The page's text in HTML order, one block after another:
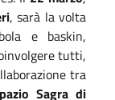
, sarà la volta
e baskin,
tutti,
tra
Sagra di